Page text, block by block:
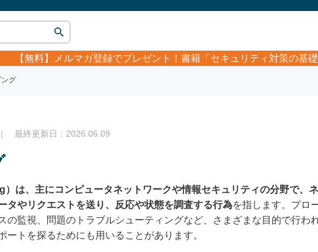
【無料】 メルマガ登録でプレゼント！書籍「セキュリティ対策の基
グ
最終更新日：2026.06.09
は、主にコンピュータネットワークや情報セキュリティの分野で、
タやリクエストを送り、反応や状態を調査する行為を指します。プロ
の監視、問題のトラブルシューティングなど、さまざまな目的で行わ
ートを探るためにも用いることがあります。